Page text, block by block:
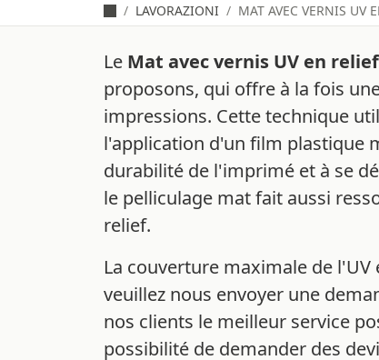
LAVORAZIONI MAT AVEC VERNIS UV
Le Mat avec vernis UV en relief
proposons, qui offre à la fois
impressions. Cette technique
l'application d'un film plastique
durabilité de l'imprimé et à se
le pelliculage mat fait aussi
relief.
La couverture maximale de l'UV
veuillez nous envoyer une
nos clients le meilleur service
possibilité de demander des